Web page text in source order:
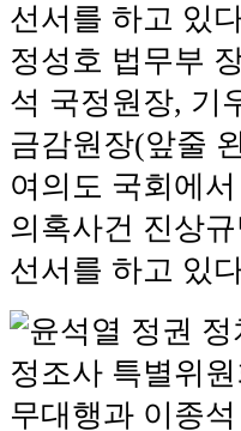
정성호 법무부
석 국정원장, 기
금감원장(앞줄
여의도 국회에
의혹사건 진상
선서를 하고 있